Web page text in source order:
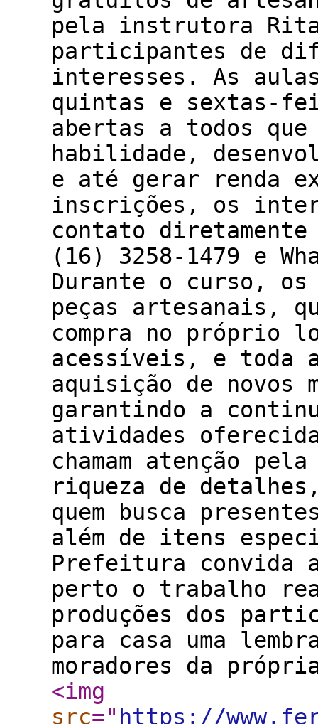
pela instrutora
participantes de
interesses. As
quintas e sextas-
abertas a todos que
habilidade,
e até gerar renda
inscrições, os
contato
(16) 3258-1479 e
Durante o curso, os
peças artesanais,
compra no próprio
acessíveis, e toda
aquisição de novos
garantindo a
atividades
chamam atenção
riqueza de
quem busca
além de itens
Prefeitura convida
perto o trabalho
produções dos
para casa uma
moradores da
<img
src=" https://